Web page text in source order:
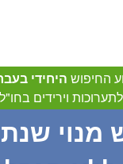
החיפוש היחידי
לתערוכות וירידים בחו"ל
מנוי